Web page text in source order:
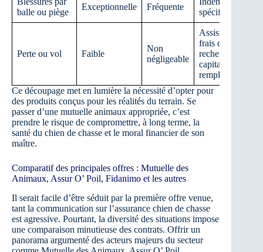
balle ou piège
Exceptionnelle Fréquente
spécifique
Perte ou vol Faible
Non
négligeable
Assistance,
frais de
recherche,
capital de
remplacement
Ce découpage met en lumière la nécessité d’opter pour
des produits conçus pour les réalités du terrain. Se
passer d’une mutuelle animaux appropriée, c’est
prendre le risque de compromettre, à long terme, la
santé du chien de chasse et le moral financier de son
maître.
Comparatif des principales offres : Mutuelle des
Animaux, Assur O’ Poil, Fidanimo et les autres
Il serait facile d’être séduit par la première offre venue,
tant la communication sur l’assurance chien de chasse
est agressive. Pourtant, la diversité des situations impose
une comparaison minutieuse des contrats. Offrir un
panorama argumenté des acteurs majeurs du secteur